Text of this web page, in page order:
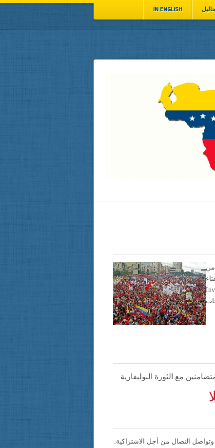
IN ENGLISH
من
مع الثورة البوليفارية
وتواصل النضال من أجل الاشتراكية.